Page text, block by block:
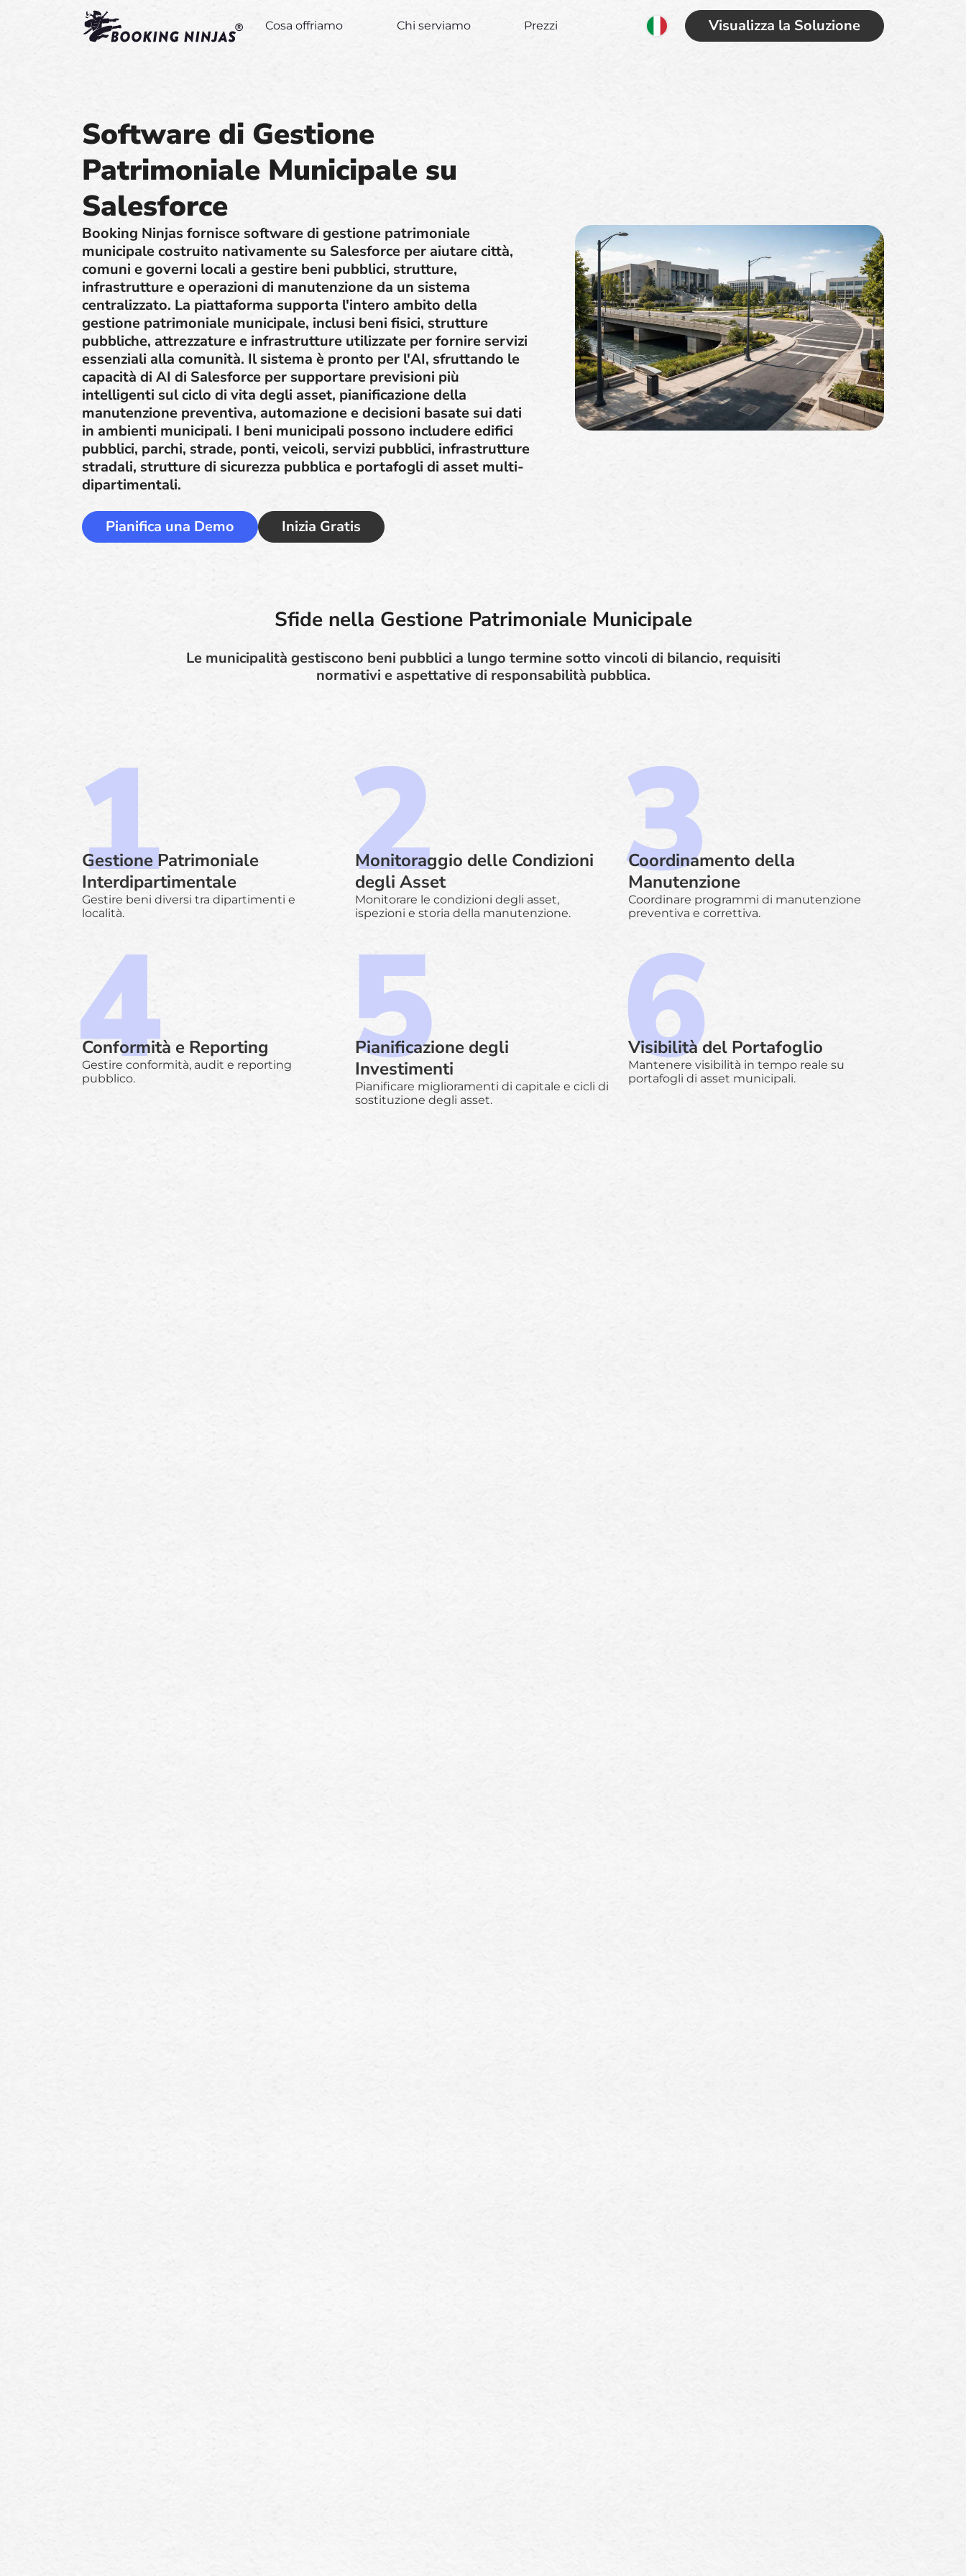
Visualizza la Soluzione
Cosa offriamo Chi serviamo Prezzi
Software di Gestione
Patrimoniale Municipale su
Salesforce
Booking Ninjas fornisce software di gestione patrimoniale
municipale costruito nativamente su Salesforce per aiutare città,
comuni e governi locali a gestire beni pubblici, strutture,
infrastrutture e operazioni di manutenzione da un sistema
centralizzato. La piattaforma supporta l'intero ambito della
gestione patrimoniale municipale, inclusi beni fisici, strutture
pubbliche, attrezzature e infrastrutture utilizzate per fornire servizi
essenziali alla comunità. Il sistema è pronto per l'AI, sfruttando le
capacità di AI di Salesforce per supportare previsioni più
intelligenti sul ciclo di vita degli asset, pianificazione della
manutenzione preventiva, automazione e decisioni basate sui dati
in ambienti municipali. I beni municipali possono includere edifici
pubblici, parchi, strade, ponti, veicoli, servizi pubblici, infrastrutture
stradali, strutture di sicurezza pubblica e portafogli di asset multi-
dipartimentali.
Pianifica una Demo Inizia Gratis
Sfide nella Gestione Patrimoniale Municipale
Le municipalità gestiscono beni pubblici a lungo termine sotto vincoli di bilancio, requisiti
normativi e aspettative di responsabilità pubblica.
Gestione Patrimoniale
Interdipartimentale
Gestire beni diversi tra dipartimenti e
località.
Monitoraggio delle Condizioni
degli Asset
Monitorare le condizioni degli asset,
ispezioni e storia della manutenzione.
Coordinamento della
Manutenzione
Coordinare programmi di manutenzione
preventiva e correttiva.
Conformità e Reporting
Gestire conformità, audit e reporting
pubblico.
Pianificazione degli
Investimenti
Pianificare miglioramenti di capitale e cicli di
sostituzione degli asset.
Visibilità del Portafoglio
Mantenere visibilità in tempo reale su
portafogli di asset municipali.